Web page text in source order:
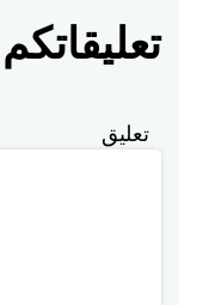
تعليقاتكم
تعليق